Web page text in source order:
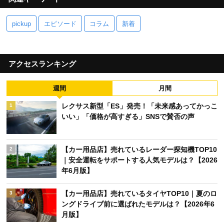
pickup エピソード コラム 新着
アクセスランキング
週間 月間
1
レクサス新型「ES」発売！「未来感あってかっこ
いい」「価格が高すぎる」SNSで賛否の声
2
【カー用品店】売れているレーダー探知機TOP10
｜安全運転をサポートする人気モデルは？【2026
年6月版】
3
【カー用品店】売れているタイヤTOP10｜夏のロ
ングドライブ前に選ばれたモデルは？【2026年6
月版】